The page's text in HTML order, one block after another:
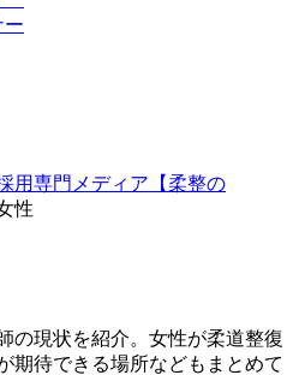
ー
用専門メディア【柔整の
性
の現状を紹介。女性が柔道整復
期待できる場所などもまとめて